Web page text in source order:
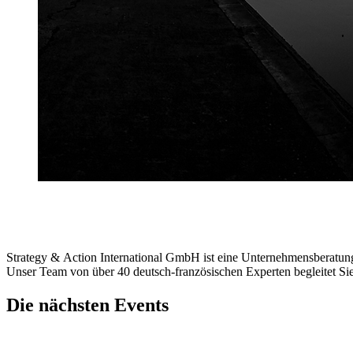
Strategy & Action International GmbH ist eine
Unser Team von über 40 deutsch-französischen Experten begleitet
Die nächsten Events